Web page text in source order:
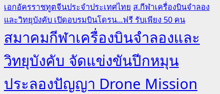
เอกอัครราชทูตจีนประจำประเทศไทย ส.กีฬาเครื่องบินจำลอง
และวิทยุบังคับ เปิดอบรมบินโดรน...ฟรี รับเพียง 50 คน
สมาคมกีฬาเครื่องบินจำลองและ
วิทยุบังคับ จัดแข่งขันปีกหมุน
ประลองปัญญา Drone Mission